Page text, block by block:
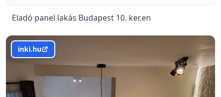
Eladó panel lakás Budapest 10. ker.en
inki.hu